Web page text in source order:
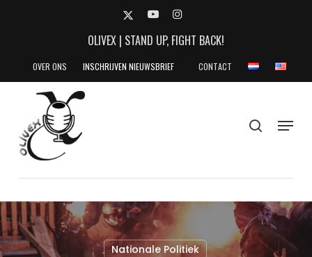
X-
YOUTUBEINSTAGRAM
OLIVEX | STAND UP, FIGHT BACK!
OVER ONS INSCHRIJVEN NIEUWSBRIEF CONTACT
Menu
Nationale Politiek